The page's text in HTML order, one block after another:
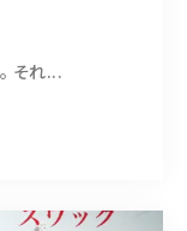
それ...